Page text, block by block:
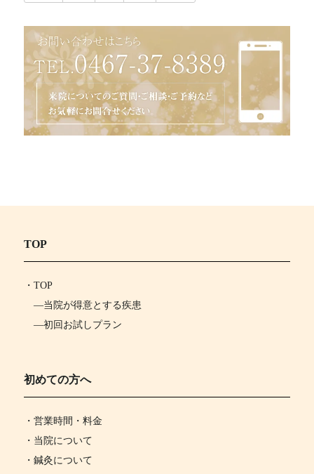
TOP
・ TOP
―当院が得意とする疾患
―初回お試しプラン
初めての方へ
・営業時間・料金
・当院について
・鍼灸について